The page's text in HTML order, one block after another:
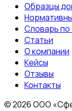
Образцы
Словарь по
Статьи
О компании
Кейсы
Отзывы
Контакты
©2026ООО